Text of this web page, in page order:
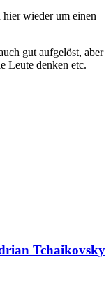
wieder um einen
gut aufgelöst, aber
Leute denken etc.
Tchaikovsky